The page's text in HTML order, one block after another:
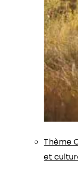
Thème
et